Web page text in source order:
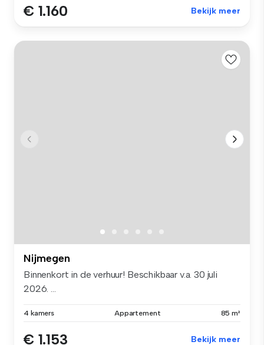
€ 1.160 Bekijk meer
Nijmegen
Binnenkort in de verhuur! Beschikbaar v.a. 30 juli
2026. ...
4 kamers Appartement 85 m²
€ 1.153 Bekijk meer